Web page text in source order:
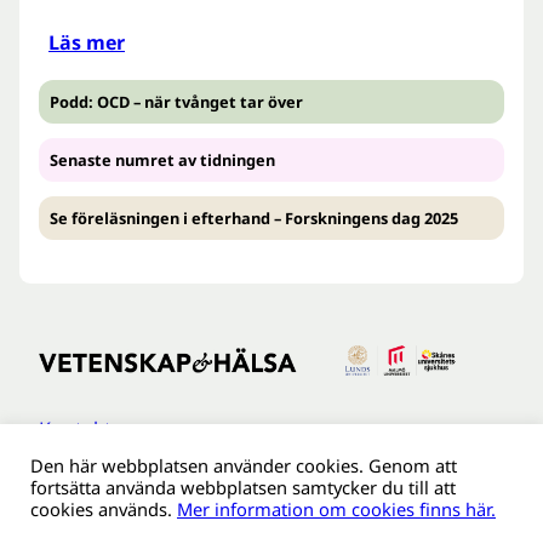
Läs mer
Podd: OCD – när tvånget tar över
Senaste numret av tidningen
Se föreläsningen i efterhand – Forskningens dag 2025
Kontakt
Tillgänglighetsredogöreldse
Om webbplatsen
Den här webbplatsen använder cookies. Genom att
fortsätta använda webbplatsen samtycker du till att
cookies används. Mer information om cookies finns här.